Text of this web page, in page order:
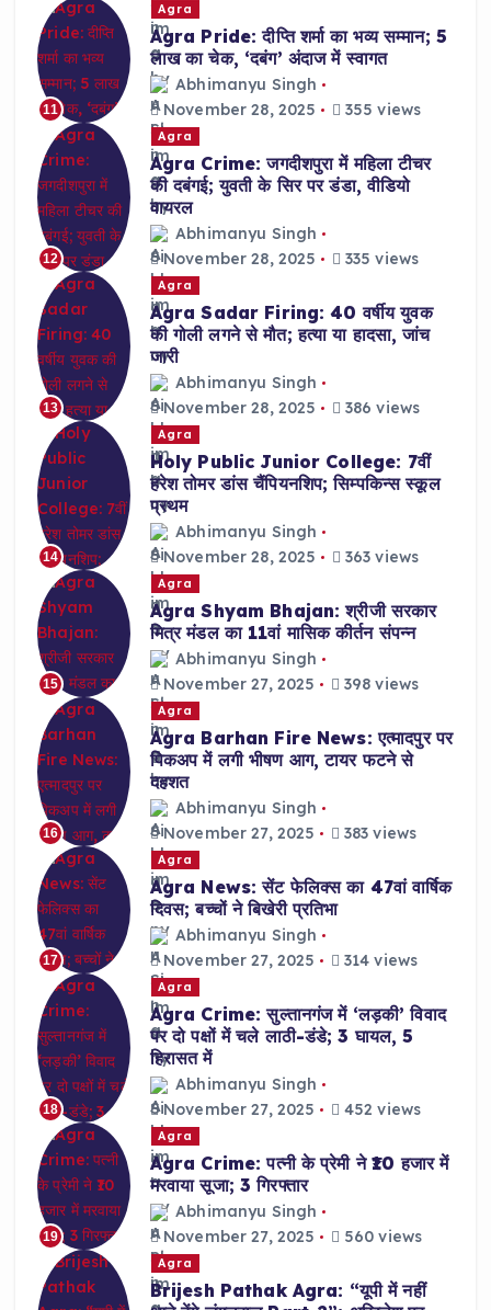
11
Agra
Agra Pride: दीप्ति शर्मा का भव्य सम्मान; 5
लाख का चेक, ‘दबंग’ अंदाज में स्वागत
Abhimanyu Singh
November 28, 2025
355 views
12
Agra
Agra Crime: जगदीशपुरा में महिला टीचर
की दबंगई; युवती के सिर पर डंडा, वीडियो
वायरल
Abhimanyu Singh
November 28, 2025
335 views
13
Agra
Agra Sadar Firing: 40 वर्षीय युवक
की गोली लगने से मौत; हत्या या हादसा, जांच
जारी
Abhimanyu Singh
November 28, 2025
386 views
14
Agra
Holy Public Junior College: 7वीं
हरेश तोमर डांस चैंपियनशिप; सिम्पकिन्स स्कूल
प्रथम
Abhimanyu Singh
November 28, 2025
363 views
15
Agra
Agra Shyam Bhajan: श्रीजी सरकार
मित्र मंडल का 11वां मासिक कीर्तन संपन्न
Abhimanyu Singh
November 27, 2025
398 views
16
Agra
Agra Barhan Fire News: एत्मादपुर पर
पिकअप में लगी भीषण आग, टायर फटने से
दहशत
Abhimanyu Singh
November 27, 2025
383 views
17
Agra
Agra News: सेंट फेलिक्स का 47वां वार्षिक
दिवस; बच्चों ने बिखेरी प्रतिभा
Abhimanyu Singh
November 27, 2025
314 views
18
Agra
Agra Crime: सुल्तानगंज में ‘लड़की’ विवाद
पर दो पक्षों में चले लाठी-डंडे; 3 घायल, 5
हिरासत में
Abhimanyu Singh
November 27, 2025
452 views
19
Agra
Agra Crime: पत्नी के प्रेमी ने ₹10 हजार में
मरवाया सूजा; 3 गिरफ्तार
Abhimanyu Singh
November 27, 2025
560 views
Agra
Brijesh Pathak Agra: “यूपी में नहीं